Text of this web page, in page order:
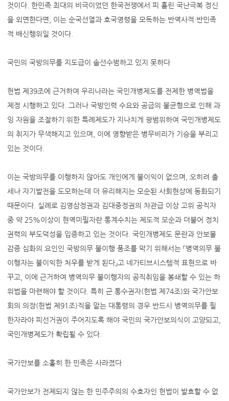
것이다. 한민족 최대의 비극이었던 한국전쟁에서 피 흘린 국난극복 정신
을 외면한다면, 이는 순국선열과 호국영령을 모독하는 반역사적·반민족
적 배신행위일 것이다.
국민의 국방의무를 지도급이 솔선수범하고 있지 못하다
헌법 제39조에 근거하여 우리나라는 국민개병제도를 전제한 병역법을
제정 시행하고 있다. 그러나 국방인력 수요와 공급의 불균형으로 인해 과
잉 자원을 조절하기 위한 특례제도가 지나치게 광범위하여 국민개병제도
의 취지가 무색해지고 있으며, 이에 영향받은 병무비리가 기승을 부리고
있는 것이다.
이는 국방의무를 이행하지 않아도 개인에게 불이익이 없으며, 오히려 출
세나 자기발전을 도모하는데 더 유리해지는 모순된 사회현상에 동화되기
때문이다. 실례로 김영삼정권과 김대중정권의 차관급 이상 고위 공직자
중 약 25%이상이 현역미필자란 통계수치는 제도적 모순과 더불어 정치
권력의 부도덕성을 입증하고 있는 것이다. 국민개병제도 문란과 안보불
감증 심화의 요인인 국방의무 불이행 풍조를 막기 위해서는 「병역의무 불
이행자는 불이익한 처우를 받게 된다」고 네가티브시스템적 표현으로 바
꾸고, 이에 근거하여 병역의무 불이행자의 공직취임을 봉쇄할 수 있는 하
위법을 마련해야 할 것이다. 특히 군 통수권자(헌법 제74조)와 국가안보
회의 의장(헌법 제91조)직을 맡는 대통령의 경우 반드시 병역의무를 필
한자라야 피선거권이 주어지도록 해야 국민의 국가안보의식이 고양되고,
국민개병제도가 확립될 수 있다.
국가안보를 소홀히 한 민족은 사라졌다
국가안보가 전제되지 않는 한 민주주의의 수호자인 헌법이 발효할 수 없